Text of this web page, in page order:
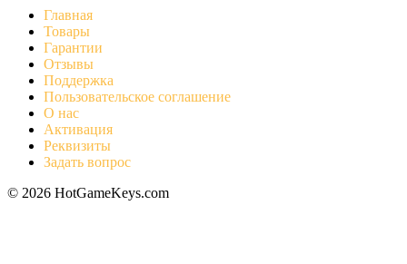
Главная
Товары
Гарантии
Отзывы
Поддержка
Пользовательское соглашение
О нас
Активация
Реквизиты
Задать вопрос
© 2026 HotGameKeys.com